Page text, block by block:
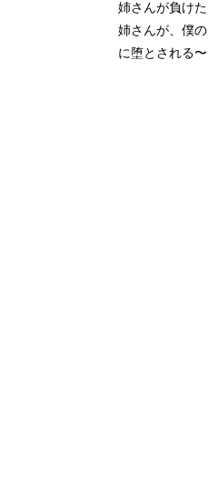
姉さんが負け
姉さんが、僕
に堕とされる